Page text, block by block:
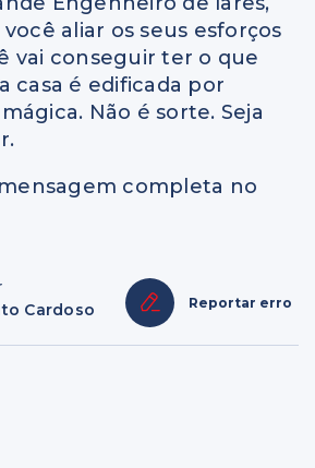
aliar os seus esforços
vai conseguir ter o que
casa é edificada por
Não é sorte. Seja
completa no
Cardoso
Reportar erro